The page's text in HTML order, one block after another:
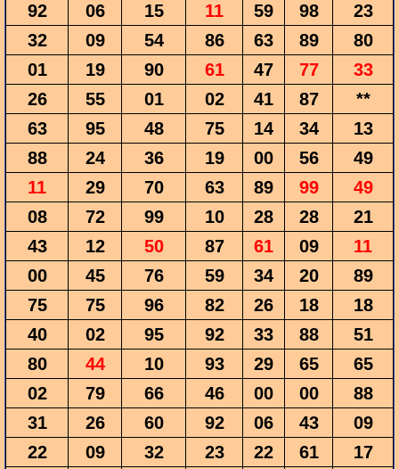
92 06 15 11 59 98
23
32
09 54 86 63 89
80
01
19 90 61 47 77
33
26
55 01 02 41 87
**
63
95 48 75 14 34
13
88
24 36 19 00 56
49
11
29 70 63 89 99
49
08
72 99 10 28 28
21
43
12 50 87 61 09
11
00
45 76 59 34 20
89
75
75 96 82 26 18
18
40
02 95 92 33 88
51
80
44 10 93 29 65
65
02
79 66 46 00 00
88
31
26 60 92 06 43
09
22
09 32 23 22 61
17